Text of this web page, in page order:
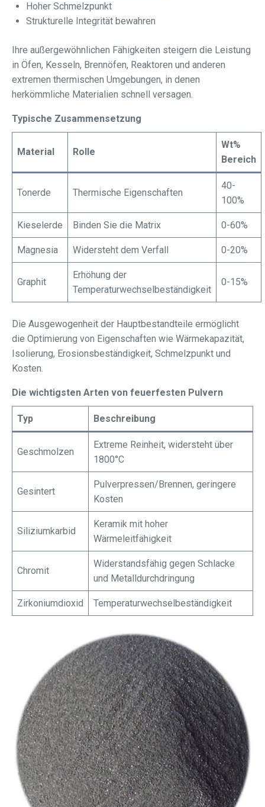
Hoher Schmelzpunkt
Strukturelle Integrität bewahren
Ihre außergewöhnlichen Fähigkeiten steigern die Leistung
in Öfen, Kesseln, Brennöfen, Reaktoren und anderen
extremen thermischen Umgebungen, in denen
herkömmliche Materialien schnell versagen.
Typische Zusammensetzung
Material Rolle
Wt%
Bereich
Tonerde Thermische Eigenschaften
40-
100%
Kieselerde Binden Sie die Matrix 0-60%
Magnesia Widersteht dem Verfall 0-20%
Graphit
Erhöhung der
Temperaturwechselbeständigkeit
0-15%
Die Ausgewogenheit der Hauptbestandteile ermöglicht
die Optimierung von Eigenschaften wie Wärmekapazität,
Isolierung, Erosionsbeständigkeit, Schmelzpunkt und
Kosten.
Die wichtigsten Arten von feuerfesten Pulvern
Typ Beschreibung
Geschmolzen
Extreme Reinheit, widersteht über
1800°C
Gesintert
Pulverpressen/Brennen, geringere
Kosten
Siliziumkarbid
Keramik mit hoher
Wärmeleitfähigkeit
Chromit
Widerstandsfähig gegen Schlacke
und Metalldurchdringung
Zirkoniumdioxid Temperaturwechselbeständigkeit